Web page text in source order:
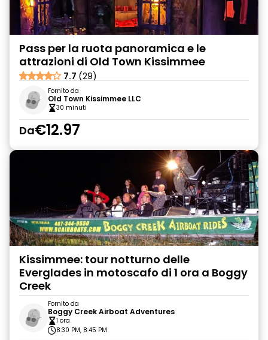
Pass per la ruota panoramica e le
attrazioni di Old Town Kissimmee
7.7 (29)
Fornito da
Old Town Kissimmee LLC
30 minuti
Da€12.97
Kissimmee: tour notturno delle
Everglades in motoscafo di 1 ora a Boggy
Creek
Fornito da
Boggy Creek Airboat Adventures
1 ora
8:30 PM, 8:45 PM